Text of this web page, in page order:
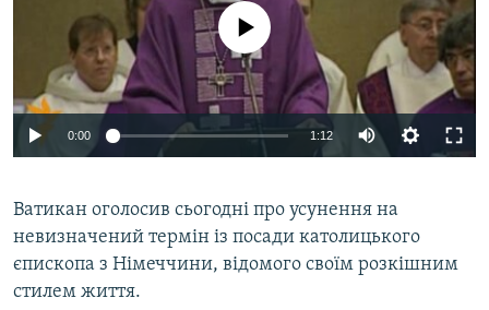
СПЕЦПРОЕКТИ
ДЕПОРТАЦІЯ
ВІДЕОУРОКИ «ELIFBE»
СВІДЧЕННЯ ОКУПАЦІЇ
ЯК ОБІЙТИ БЛОКУВАННЯ
Русский
Qırımtatar
No media source currently available
0:00 1:12
Ватикан оголосив сьогодні про усунення на
невизначений термін із посади католицького
єпископа з Німеччини, відомого своїм розкішним
стилем життя.